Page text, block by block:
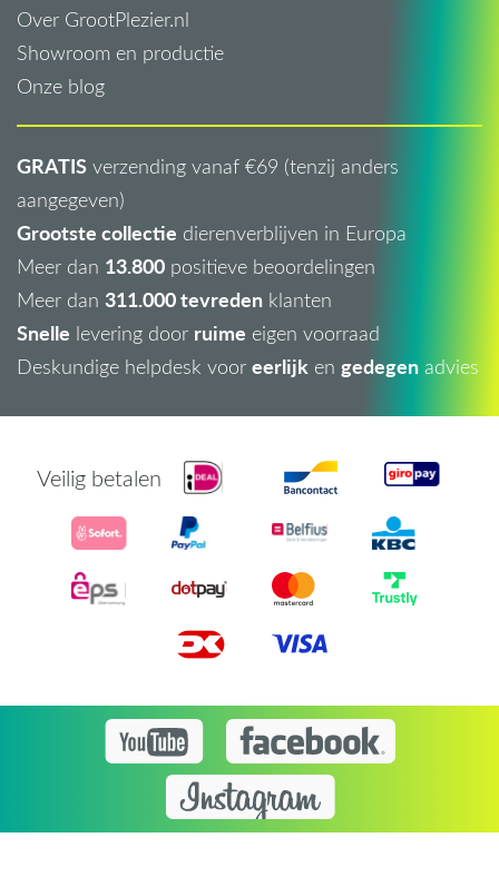
Over GrootPlezier.nl
Showroom en productie
Onze blog
GRATIS verzending vanaf €69 (tenzij anders
aangegeven)
Grootste collectie dierenverblijven in Europa
Meer dan 13.800 positieve beoordelingen
Meer dan 311.000 tevreden klanten
Snelle levering door ruime eigen voorraad
Deskundige helpdesk voor eerlijk en gedegen advies
Veilig betalen